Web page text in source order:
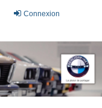
Connexion